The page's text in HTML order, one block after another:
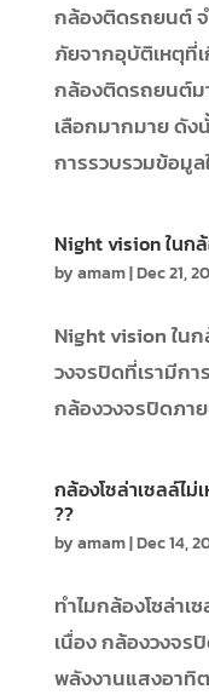
กล้องติดรถยนต์ จ
ภัยจากอุบัติเหตุที่
กล้องติดรถยนต์ม
เลือกมากมาย ดั
การรวบรวมข้อมู
Night vision ในก
byamam|Dec 21,
Night vision ใน
วงจรปิดที่เรามีก
กล้องวงจรปิดภาย
กล้องโซล่าเซลล์ไม่
??
byamam|Dec 14,
ทำไมกล้องโซล่าเ
เนื่อง กล้องวงจร
พลังงานแสงอาทิ